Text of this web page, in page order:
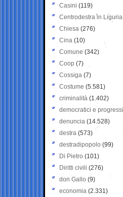
Casini (119)
Centrodestra in Liguria
Chiesa (276)
Cina (10)
Comune (342)
Coop (7)
Cossiga (7)
Costume (5.581)
criminalità (1.402)
democratici e
denuncia (14.528)
destra (573)
destradipopolo (99)
Di Pietro (101)
Diritti civili (276)
don Gallo (9)
economia (2.331)